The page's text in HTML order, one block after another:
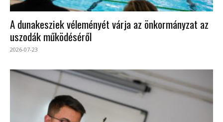
A dunakesziek véleményét várja az önkormányzat az
uszodák működéséről
2026-07-23